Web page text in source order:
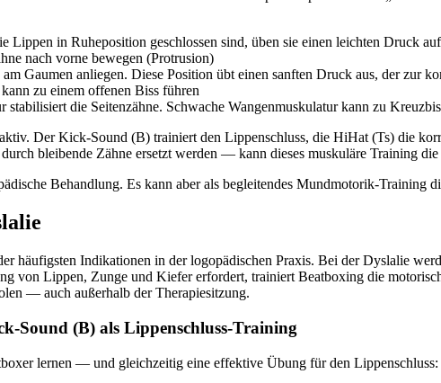
Lippen in Ruheposition geschlossen sind, üben sie einen leichten Druck
nach vorne bewegen (Protrusion)
Gaumen anliegen. Diese Position übt einen sanften Druck aus, der zur
zu einem offenen Biss führen
stabilisiert die Seitenzähne. Schwache Wangenmuskulatur kann zu
Der Kick-Sound (B) trainiert den Lippenschluss, die HiHat (Ts) die
bleibende Zähne ersetzt werden — kann dieses muskuläre Training
Behandlung. Es kann aber als begleitendes Mundmotorik-Training
häufigsten Indikationen in der logopädischen Praxis. Bei der Dyslalie
von Lippen, Zunge und Kiefer erfordert, trainiert Beatboxing die
— auch außerhalb der Therapiesitzung.
Sound (B) als Lippenschluss-Training
lernen — und gleichzeitig eine effektive Übung für den Lippenschluss: